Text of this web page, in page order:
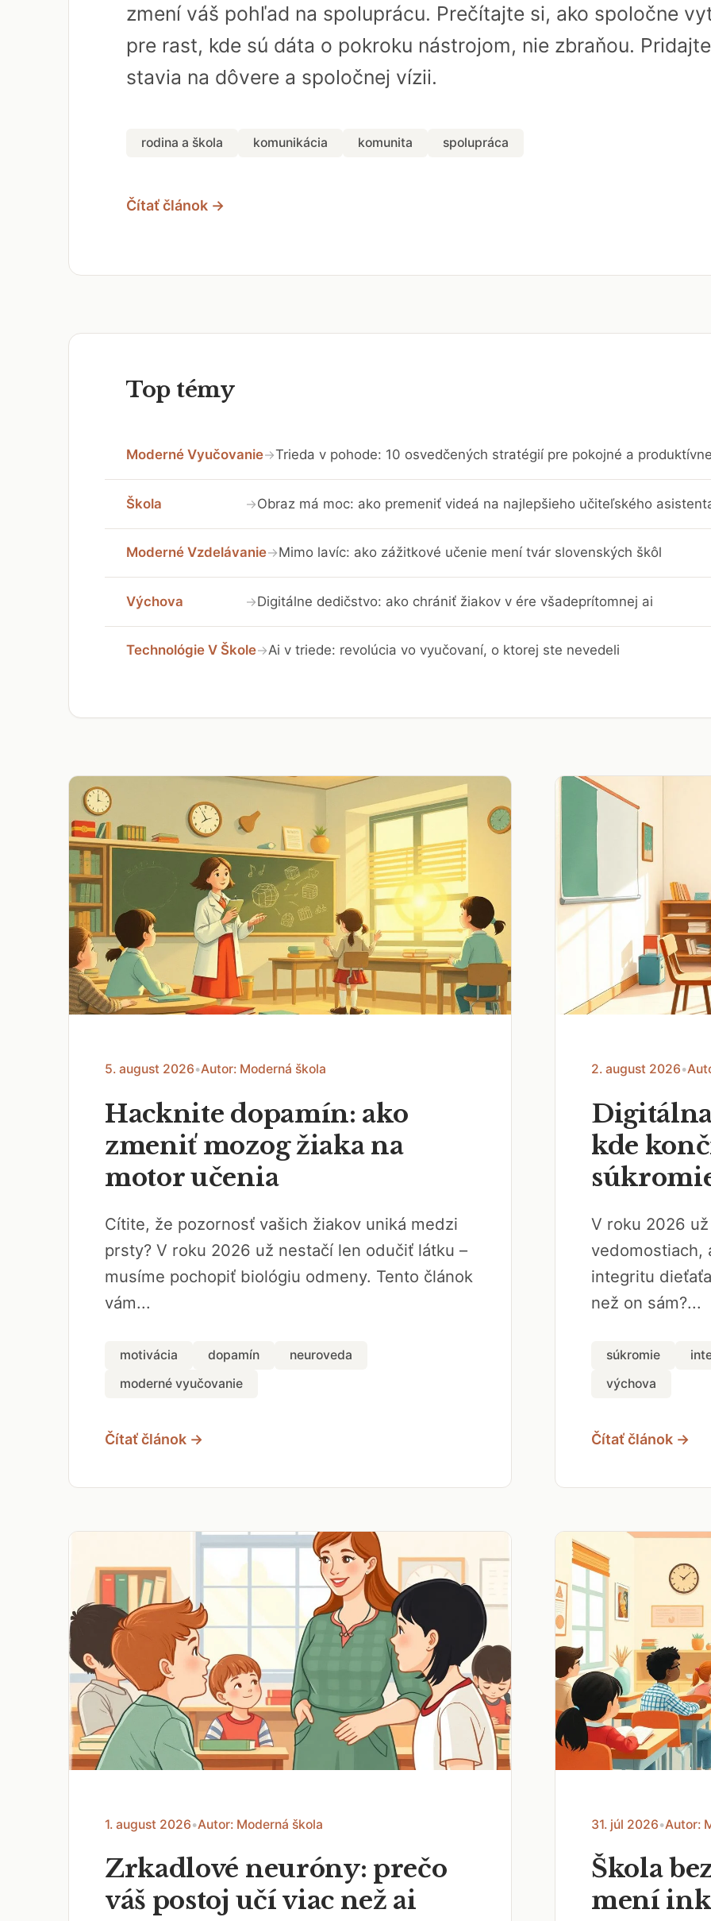
zmení váš pohľad na spoluprácu. Prečítajte si, ako spoločne
pre rast, kde sú dáta o pokroku nástrojom, nie zbraňou.
stavia na dôvere a spoločnej vízii.
rodina a škola komunikácia komunita spolupráca
Čítať článok →
Top témy
Moderné Vyučovanie→Trieda v pohode: 10 osvedčených stratégií pre pokojné a
Škola →Obraz má moc: ako premeniť videá na najlepšieho učiteľského
Moderné Vzdelávanie→Mimo lavíc: ako zážitkové učenie mení tvár slovenských škôl
Výchova →Digitálne dedičstvo: ako chrániť žiakov v ére všadeprítomnej ai
Technológie V Škole→Ai v triede: revolúcia vo vyučovaní, o ktorej ste nevedeli
5. august 2026•Autor: Moderná škola
Hacknite dopamín: ako
zmeniť mozog žiaka na
motor učenia
Cítite, že pozornosť vašich žiakov uniká medzi
prsty? V roku 2026 už nestačí len odučiť látku –
musíme pochopiť biológiu odmeny. Tento článok
vám...
motivácia dopamín
neuroveda
moderné vyučovanie
Čítať článok →
2. august 2026•
kde
V roku 2026
vedomostiach,
integritu
než on sám?...
súkromie
výchova
Čítať článok →
1. august 2026•Autor: Moderná škola
Zrkadlové neuróny: prečo
váš postoj učí viac než ai
31. júl 2026•Autor:
Škola
mení